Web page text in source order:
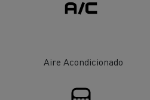
Aire Acondicionado